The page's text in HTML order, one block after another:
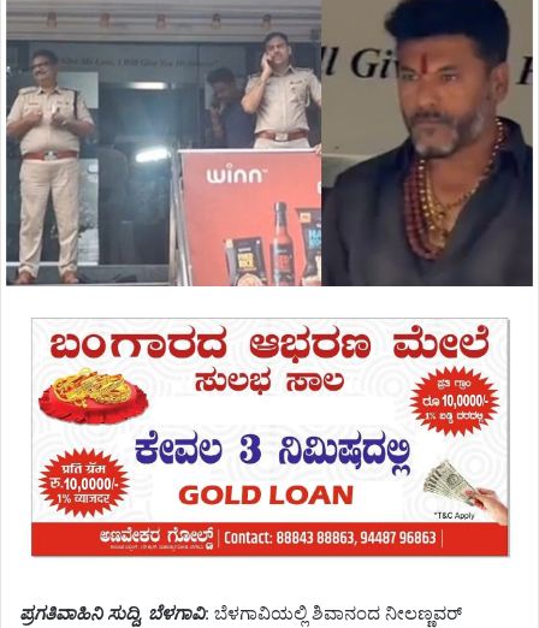
ಪ್ರಗತಿವಾಹಿನಿ ಸುದ್ದಿ, ಬೆಳಗಾವಿ: ಬೆಳಗಾವಿಯಲ್ಲಿ ಶಿವಾನಂದ ನೀಲಣ್ಣವ‌ರ್